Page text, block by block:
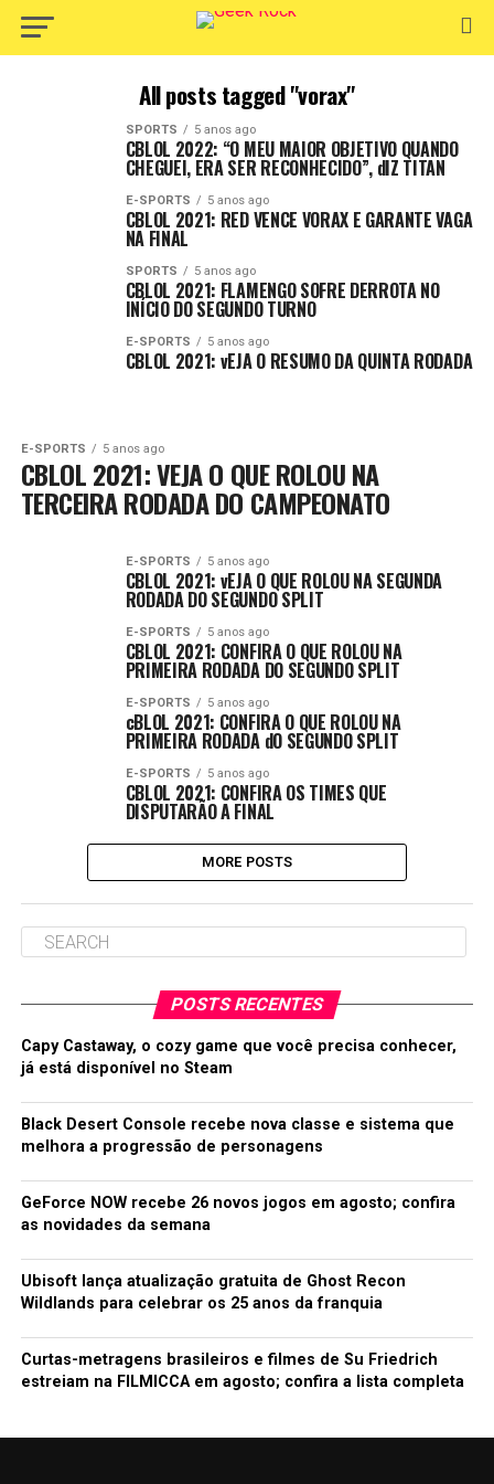
All posts tagged "vorax"
SPORTS 5 anos ago
CBLOL 2022: “O MEU MAIOR OBJETIVO QUANDO
CHEGUEI, ERA SER RECONHECIDO”, dIZ TITAN
E-SPORTS 5 anos ago
CBLOL 2021: RED VENCE VORAX E GARANTE VAGA
NA FINAL
SPORTS 5 anos ago
CBLOL 2021: FLAMENGO SOFRE DERROTA NO
INÍCIO DO SEGUNDO TURNO
E-SPORTS 5 anos ago
CBLOL 2021: vEJA O RESUMO DA QUINTA RODADA
E-SPORTS 5 anos ago
CBLOL 2021: VEJA O QUE ROLOU NA
TERCEIRA RODADA DO CAMPEONATO
E-SPORTS 5 anos ago
CBLOL 2021: vEJA O QUE ROLOU NA SEGUNDA
RODADA DO SEGUNDO SPLIT
E-SPORTS 5 anos ago
CBLOL 2021: CONFIRA O QUE ROLOU NA
PRIMEIRA RODADA DO SEGUNDO SPLIT
E-SPORTS 5 anos ago
cBLOL 2021: CONFIRA O QUE ROLOU NA
PRIMEIRA RODADA dO SEGUNDO SPLIT
E-SPORTS 5 anos ago
CBLOL 2021: CONFIRA OS TIMES QUE
DISPUTARÃO A FINAL
MORE POSTS
POSTS RECENTES
Capy Castaway, o cozy game que você precisa conhecer,
já está disponível no Steam
Black Desert Console recebe nova classe e sistema que
melhora a progressão de personagens
GeForce NOW recebe 26 novos jogos em agosto; confira
as novidades da semana
Ubisoft lança atualização gratuita de Ghost Recon
Wildlands para celebrar os 25 anos da franquia
Curtas-metragens brasileiros e filmes de Su Friedrich
estreiam na FILMICCA em agosto; confira a lista completa